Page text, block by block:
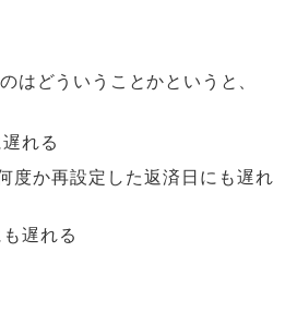
はどういうことかというと、
れる
度か再設定した返済日にも遅れ
遅れる